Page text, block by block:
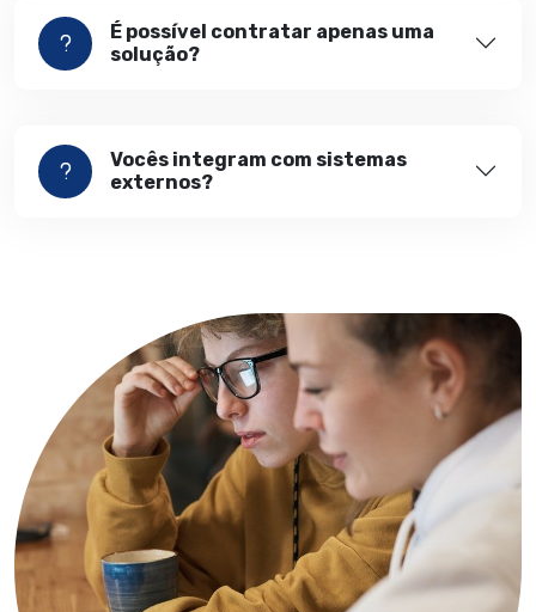
É possível contratar apenas uma
solução?
Vocês integram com sistemas
externos?